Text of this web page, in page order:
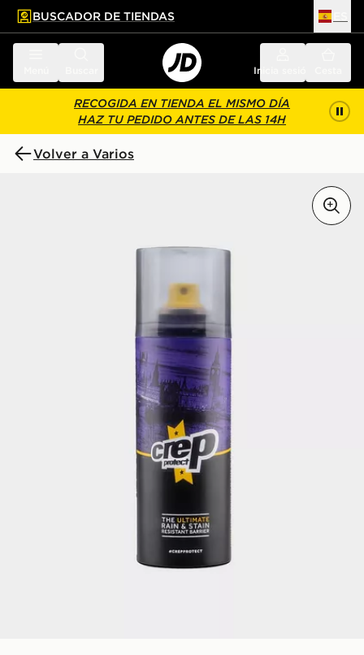
principal
pie de página
BUSCADOR DE TIENDAS
Inicia sesión
RECOGIDA EN TIENDA EL MISMO DÍA
HAZ TU PEDIDO ANTES DE LAS 14H
Volver a Varios